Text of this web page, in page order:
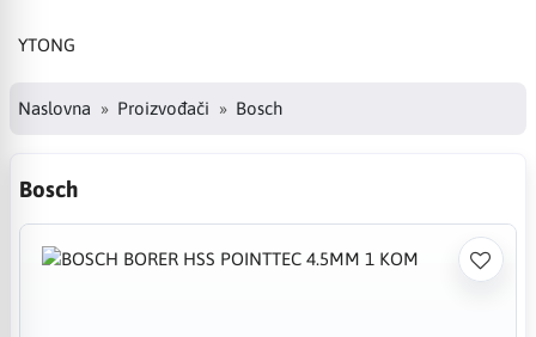
YTONG
Naslovna Proizvođači Bosch
Bosch